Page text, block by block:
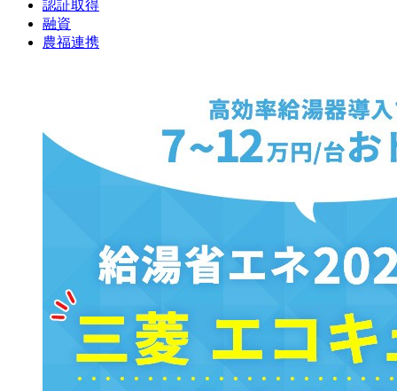
認証取得
融資
農福連携